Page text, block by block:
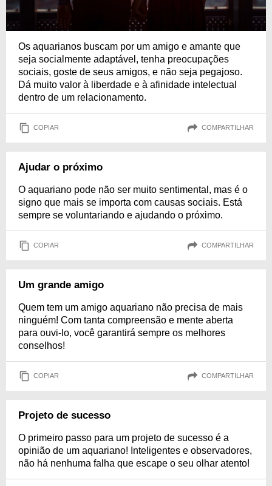
Os aquarianos buscam por um amigo e amante que
seja socialmente adaptável, tenha preocupações
sociais, goste de seus amigos, e não seja pegajoso.
Dá muito valor à liberdade e à afinidade intelectual
dentro de um relacionamento.
COPIAR COMPARTILHAR
Ajudar o próximo
O aquariano pode não ser muito sentimental, mas é o
signo que mais se importa com causas sociais. Está
sempre se voluntariando e ajudando o próximo.
COPIAR COMPARTILHAR
Um grande amigo
Quem tem um amigo aquariano não precisa de mais
ninguém! Com tanta compreensão e mente aberta
para ouvi-lo, você garantirá sempre os melhores
conselhos!
COPIAR COMPARTILHAR
Projeto de sucesso
O primeiro passo para um projeto de sucesso é a
opinião de um aquariano! Inteligentes e observadores,
não há nenhuma falha que escape o seu olhar atento!